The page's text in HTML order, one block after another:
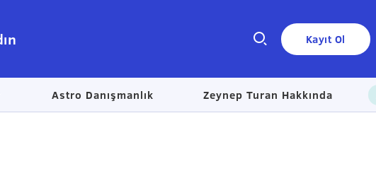
Kayıt Ol
Astro Danışmanlık Zeynep Turan Hakkında